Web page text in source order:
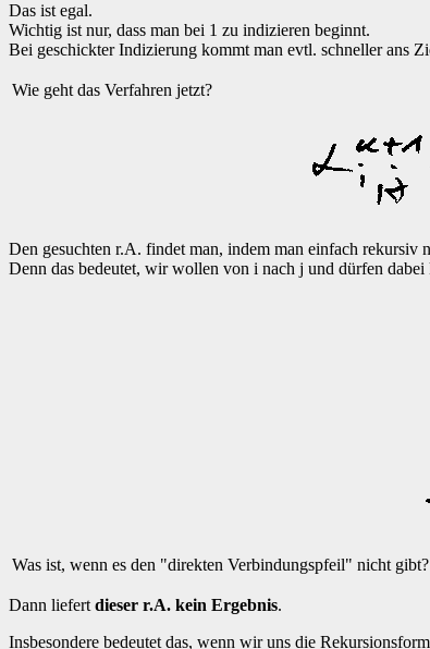
Das ist egal.
Wichtig ist nur, dass man bei 1 zu indizieren beginnt.
Bei geschickter Indizierung kommt man evtl. schneller ans
Wie geht das Verfahren jetzt?
Den gesuchten r.A. findet man, indem man einfach rekursiv
Denn das bedeutet, wir wollen von i nach j und dürfen
Was ist, wenn es den "direkten Verbindungspfeil" nicht gibt?
Dann liefert dieser r.A. kein Ergebnis.
Insbesondere bedeutet das, wenn wir uns die